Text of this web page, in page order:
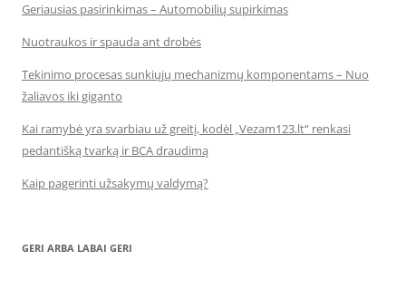
Geriausias pasirinkimas – Automobilių supirkimas
Nuotraukos ir spauda ant drobės
Tekinimo procesas sunkiųjų mechanizmų komponentams – Nuo
žaliavos iki giganto
Kai ramybė yra svarbiau už greitį, kodėl „Vezam123.lt“ renkasi
pedantišką tvarką ir BCA draudimą
Kaip pagerinti užsakymų valdymą?
GERI ARBA LABAI GERI